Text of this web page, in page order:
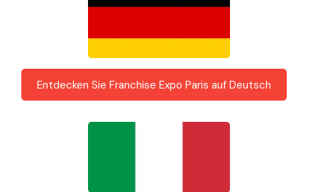
Entdecken Sie Franchise Expo Paris auf Deutsch